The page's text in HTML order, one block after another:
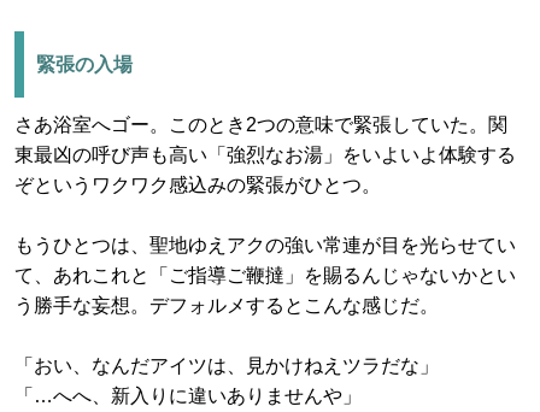
緊張の入場
さあ浴室へゴー。このとき2つの意味で緊張していた。関
東最凶の呼び声も高い「強烈なお湯」をいよいよ体験する
ぞというワクワク感込みの緊張がひとつ。
もうひとつは、聖地ゆえアクの強い常連が目を光らせてい
て、あれこれと「ご指導ご鞭撻」を賜るんじゃないかとい
う勝手な妄想。デフォルメするとこんな感じだ。
「おい、なんだアイツは、見かけねえツラだな」
「…へへ、新入りに違いありませんや」